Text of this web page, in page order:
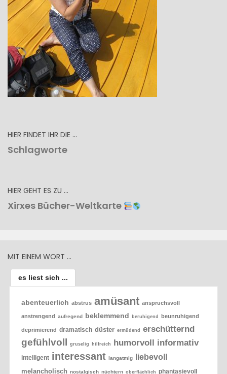
HIER FINDET IHR DIE …
Schlagworte
HIER GEHT ES ZU …
Xirxes Bücher-Weltkarte
MIT EINEM WORT …
es liest sich ...
abenteuerlich abstrus amüsant anspruchsvoll
anstrengend aufregend beklemmend beruhigend beunruhigend
deprimierend dramatisch düster ermüdend erschütternd
gefühlvoll gruselig hilfreich humorvoll informativ
intelligent interessant langatmig liebevoll
melancholisch nostalgisch nüchtern oberflächlich phantasievoll